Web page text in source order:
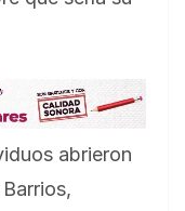
abrieron